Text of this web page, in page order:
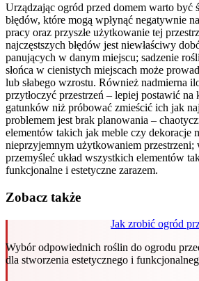
Urządzając ogród przed domem warto być
błędów, które mogą wpłynąć negatywnie
pracy oraz przyszłe użytkowanie tej
najczęstszych błędów jest niewłaściwy
panujących w danym miejscu; sadzenie
słońca w cienistych miejscach może
lub słabego wzrostu. Również nadmierna
przytłoczyć przestrzeń – lepiej postawić
gatunków niż próbować zmieścić ich jak
problemem jest brak planowania –
elementów takich jak meble czy dekoracje
nieprzyjemnym użytkowaniem przestrzeni;
przemyśleć układ wszystkich elementów
funkcjonalne i estetyczne zarazem.
Zobacz także
Jak zrobić ogród
Wybór odpowiednich roślin do ogrodu
dla stworzenia estetycznego i